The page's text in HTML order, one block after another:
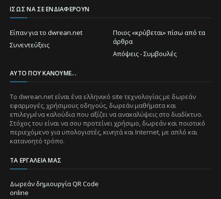
ΊΣΩΣ ΝΑ ΣΕ ΕΝΔΙΑΦΈΡΟΥΝ
Είπαν για το dwrean.net
Ποιος «κρύβεται» πίσω από τα
άρθρα
Συνεντεύξεις
Απόψεις - Συμβουλές
ΑΥΤΌ ΠΟΥ ΚΆΝΟΥΜΕ...
Το dwrean.net είναι ένα ελληνικό site τεχνολογίας με δωρεάν
εφαρμογές, χρήσιμους οδηγούς, δωρεάν μαθήματα και
επιλεγμένα καλούδια που αξίζει να ανακαλύψεις στο διαδίκτυο.
Στόχος του είναι να σου προτείνει χρήσιμο, δωρεάν και ποιοτικό
περιεχόμενο για υπολογιστές, κινητά και Internet, με απλό και
κατανοητό τρόπο.
ΤΑ ΕΡΓΑΛΕΊΑ ΜΑΣ
Δωρεάν δημιουργία QR Code
online